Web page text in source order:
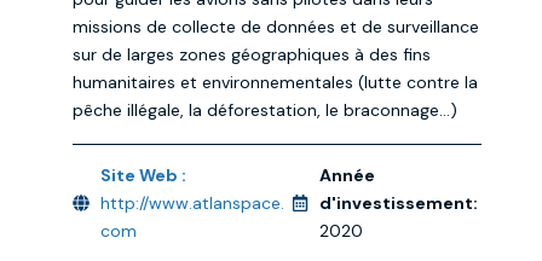
missions de collecte de données et de surveillance
sur de larges zones géographiques à des fins
humanitaires et environnementales (lutte contre la
pêche illégale, la déforestation, le braconnage…)
Site Web :
http://www.atlanspace.
com
Année
d'investissement:
2020